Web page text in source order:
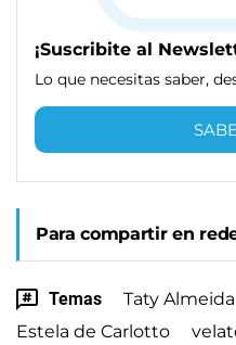
¡Suscribite al
Lo que necesitas saber,
Para compartir en
Temas Taty Almeida
Estela de Carlotto